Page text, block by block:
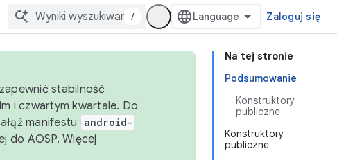
/ Zaloguj się
Na tej stronie
Podsumowanie
Konstruktory
publiczne
Konstruktory
publiczne
stabilność
i czwartym kwartale. Do
manifestu
android-
do AOSP. Więcej